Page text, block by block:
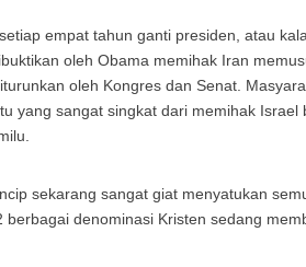
empat tahun ganti presiden, atau
oleh Obama memihak Iran
oleh Kongres dan Senat.
yang sangat singkat dari memihak Israel
sekarang sangat giat menyatukan
denominasi Kristen sedang